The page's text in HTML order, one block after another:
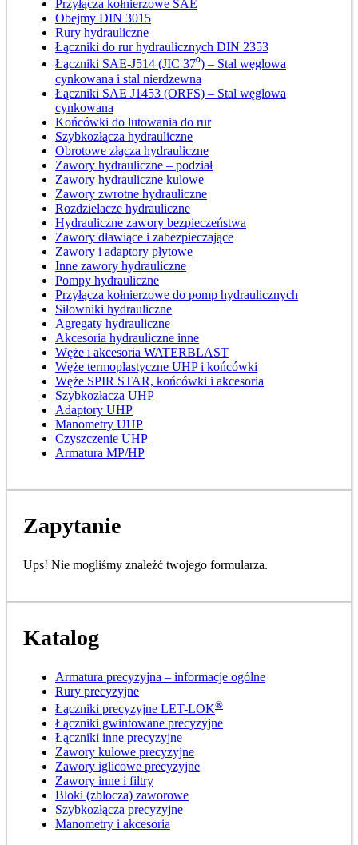
Przyłącza kołnierzowe SAE
Obejmy DIN 3015
Rury hydrauliczne
Łączniki do rur hydraulicznych DIN 2353
Łączniki SAE-J514 (JIC 37⁰) – Stal węglowa
cynkowana i stal nierdzewna
Łączniki SAE J1453 (ORFS) – Stal węglowa
cynkowana
Końcówki do lutowania do rur
Szybkozłącza hydrauliczne
Obrotowe złącza hydrauliczne
Zawory hydrauliczne – podział
Zawory hydrauliczne kulowe
Zawory zwrotne hydrauliczne
Rozdzielacze hydrauliczne
Hydrauliczne zawory bezpieczeństwa
Zawory dławiące i zabezpieczające
Zawory i adaptory płytowe
Inne zawory hydrauliczne
Pompy hydrauliczne
Przyłącza kołnierzowe do pomp hydraulicznych
Siłowniki hydrauliczne
Agregaty hydrauliczne
Akcesoria hydrauliczne inne
Węże i akcesoria WATERBLAST
Węże termoplastyczne UHP i końcówki
Węże SPIR STAR, końcówki i akcesoria
Szybkozłacza UHP
Adaptory UHP
Manometry UHP
Czyszczenie UHP
Armatura MP/HP
Zapytanie
Ups! Nie mogliśmy znaleźć twojego formularza.
Katalog
Armatura precyzyjna – informacje ogólne
Rury precyzyjne
Łączniki precyzyjne LET-LOK®
Łączniki gwintowane precyzyjne
Łączniki inne precyzyjne
Zawory kulowe precyzyjne
Zawory iglicowe precyzyjne
Zawory inne i filtry
Bloki (zblocza) zaworowe
Szybkozłącza precyzyjne
Manometry i akcesoria